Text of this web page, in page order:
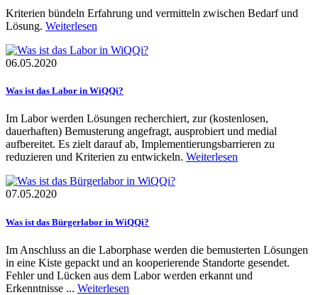
Kriterien bündeln Erfahrung und vermitteln zwischen Bedarf und
Lösung. Weiterlesen
06.05.2020
Was ist das Labor in WiQQi?
Im Labor werden Lösungen recherchiert, zur (kostenlosen,
dauerhaften) Bemusterung angefragt, ausprobiert und medial
aufbereitet. Es zielt darauf ab, Implementierungsbarrieren zu
reduzieren und Kriterien zu entwickeln. Weiterlesen
07.05.2020
Was ist das Bürgerlabor in WiQQi?
Im Anschluss an die Laborphase werden die bemusterten Lösungen
in eine Kiste gepackt und an kooperierende Standorte gesendet.
Fehler und Lücken aus dem Labor werden erkannt und
Erkenntnisse ... Weiterlesen